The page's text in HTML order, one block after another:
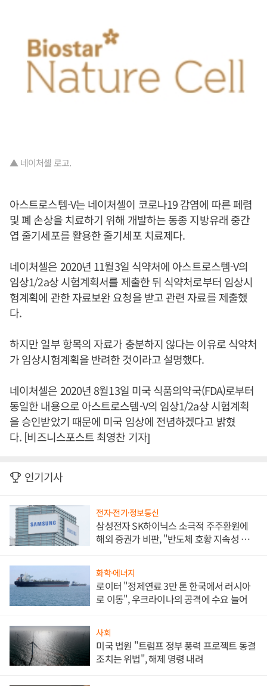
▲ 네이처셀 로고.
아스트로스템-V는 네이처셀이 코로나19 감염에 따른 페렴
및 폐 손상을 치료하기 위해 개발하는 동종 지방유래 중간
엽 줄기세포를 활용한 줄기세포 치료제다.
네이처셀은 2020년 11월3일 식약처에 아스트로스템-V의
임상1/2a상 시험계획서를 제출한 뒤 식약처로부터 임상시
험계획에 관한 자료보완 요청을 받고 관련 자료를 제출했
다.
하지만 일부 항목의 자료가 충분하지 않다는 이유로 식약처
가 임상시험계획을 반려한 것이라고 설명했다.
네이처셀은 2020년 8월13일 미국 식품의약국(FDA)로부터
동일한 내용으로 아스트로스템-V의 임상1/2a상 시험계획
을 승인받았기 때문에 미국 임상에 전념하겠다고 밝혔
다. [비즈니스포스트 최영찬 기자]
인기기사
전자·전기·정보통신
삼성전자 SK하이닉스 소극적 주주환원에
해외 증권가 비판, "반도체 호황 지속성 의
화학·에너지
로이터 "정제연료 3만 톤 한국에서 러시아
로 이동", 우크라이나의 공격에 수요 늘어
사회
미국 법원 "트럼프 정부 풍력 프로젝트 동결
조치는 위법", 해제 명령 내려